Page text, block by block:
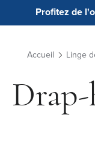
Profitez de
Accueil Linge
Drap-